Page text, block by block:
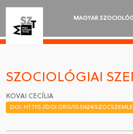
MAGYAR
AKTUALITÁSOK
VÁNDORGYŰLÉSEK
SZAKOSZTÁLYOK
SZOCIOLÓGIAI
KOVAI CECÍLIA
DOI: HTTPS://DOI.ORG/10.51624/